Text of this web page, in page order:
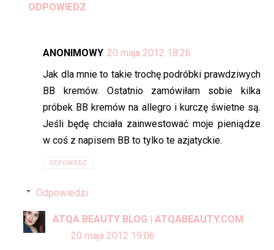
ODPOWIEDZ
ANONIMOWY 20 maja 2012 18:26
Jak dla mnie to takie trochę podróbki prawdziwych
BB kremów. Ostatnio zamówiłam sobie kilka
próbek BB kremów na allegro i kurczę świetne są.
Jeśli będę chciała zainwestować moje pieniądze
w coś z napisem BB to tylko te azjatyckie.
ODPOWIEDZ
Odpowiedzi
ATQA BEAUTY BLOG | ATQABEAUTY.COM
20 maja 2012 19:06